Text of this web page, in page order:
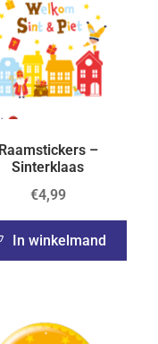
Raamstickers –
Sinterklaas
€4,99
In winkelmand